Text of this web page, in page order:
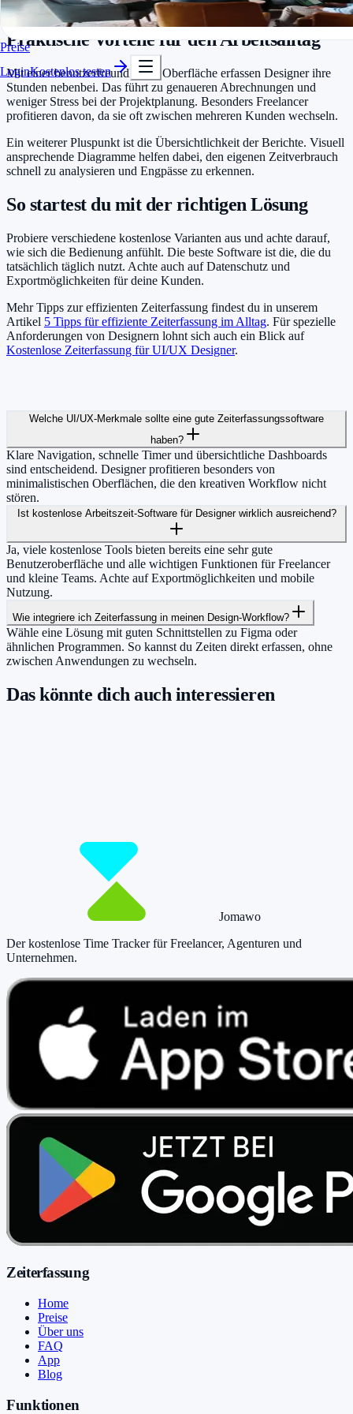
In Minuten startklar
Kostenlos testen
Preise
LoginKostenlos testen
und zeigt Zeiten direkt im gewohnten Umfeld an.
Praktische Vorteile für den Arbeitsalltag
Mit einer benutzerfreundlichen Oberfläche erfassen Designer ihre
Stunden nebenbei. Das führt zu genaueren Abrechnungen und
weniger Stress bei der Projektplanung. Besonders Freelancer
profitieren davon, da sie oft zwischen mehreren Kunden wechseln.
Ein weiterer Pluspunkt ist die Übersichtlichkeit der Berichte. Visuell
ansprechende Diagramme helfen dabei, den eigenen Zeitverbrauch
schnell zu analysieren und Engpässe zu erkennen.
So startest du mit der richtigen Lösung
Probiere verschiedene kostenlose Varianten aus und achte darauf,
wie sich die Bedienung anfühlt. Die beste Software ist die, die du
tatsächlich täglich nutzt. Achte auch auf Datenschutz und
Exportmöglichkeiten für deine Kunden.
Mehr Tipps zur effizienten Zeiterfassung findest du in unserem
Artikel 5 Tipps für effiziente Zeiterfassung im Alltag. Für spezielle
Anforderungen von Designern lohnt sich auch ein Blick auf
Kostenlose Zeiterfassung für UI/UX Designer.
Welche UI/UX-Merkmale sollte eine gute Zeiterfassungssoftware
haben?
Klare Navigation, schnelle Timer und übersichtliche Dashboards
sind entscheidend. Designer profitieren besonders von
minimalistischen Oberflächen, die den kreativen Workflow nicht
stören.
Ist kostenlose Arbeitszeit-Software für Designer wirklich ausreichend?
Ja, viele kostenlose Tools bieten bereits eine sehr gute
Benutzeroberfläche und alle wichtigen Funktionen für Freelancer
und kleine Teams. Achte auf Exportmöglichkeiten und mobile
Nutzung.
Wie integriere ich Zeiterfassung in meinen Design-Workflow?
Wähle eine Lösung mit guten Schnittstellen zu Figma oder
ähnlichen Programmen. So kannst du Zeiten direkt erfassen, ohne
zwischen Anwendungen zu wechseln.
Das könnte dich auch interessieren
Jomawo
Der kostenlose Time Tracker für Freelancer, Agenturen und
Unternehmen.
Zeiterfassung
Home
Preise
Über uns
FAQ
App
Blog
Funktionen